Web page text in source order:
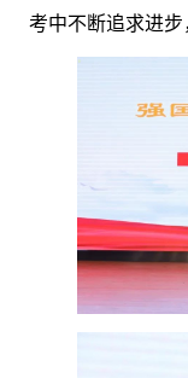
考中不断追求进步